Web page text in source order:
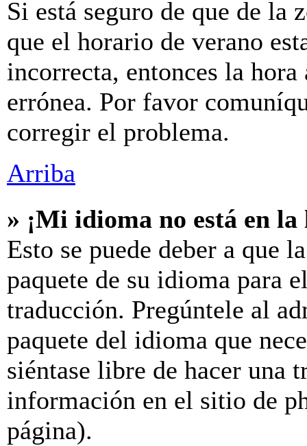
Si está seguro de que de la
que el horario de verano
incorrecta, entonces la
errónea. Por favor
corregir el problema.
Arriba
» ¡Mi idioma no está en
Esto se puede deber a que
paquete de su idioma para
traducción. Pregúntele al
paquete del idioma que
siéntase libre de hacer una
información en el sitio de
página).